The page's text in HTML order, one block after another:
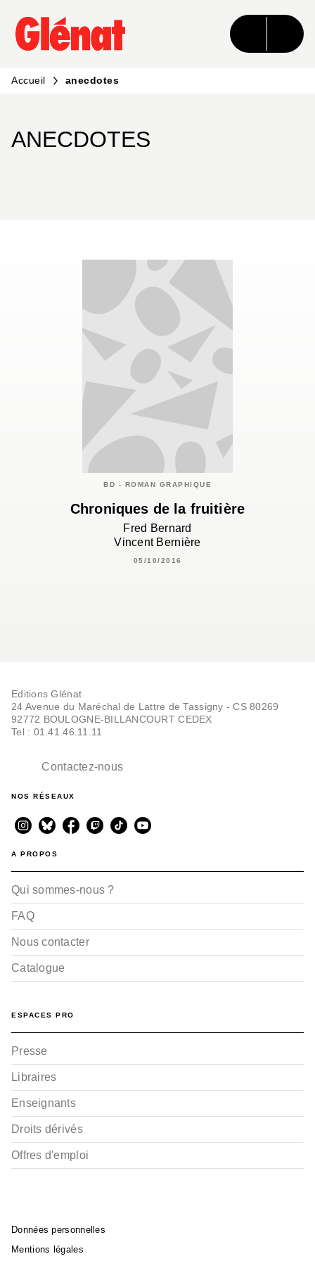
MENU RECHERCHE CONTENU
PIED DE PAGE
Accueil anecdotes
ANECDOTES
BD - ROMAN GRAPHIQUE
Chroniques de la fruitière
Fred Bernard
Vincent Bernière
05/10/2016
Editions Glénat
24 Avenue du Maréchal de Lattre de Tassigny - CS 80269
92772 BOULOGNE-BILLANCOURT CEDEX
Tel : 01.41.46.11.11
Contactez-nous
NOS RÉSEAUX
A PROPOS
Qui sommes-nous ?
FAQ
Nous contacter
Catalogue
ESPACES PRO
Presse
Libraires
Enseignants
Droits dérivés
Offres d'emploi
Données personnelles
Mentions légales